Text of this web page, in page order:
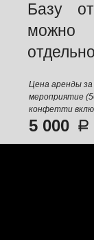
Базу
можно
Цена аренды за
мероприятие
конфетти
5 000